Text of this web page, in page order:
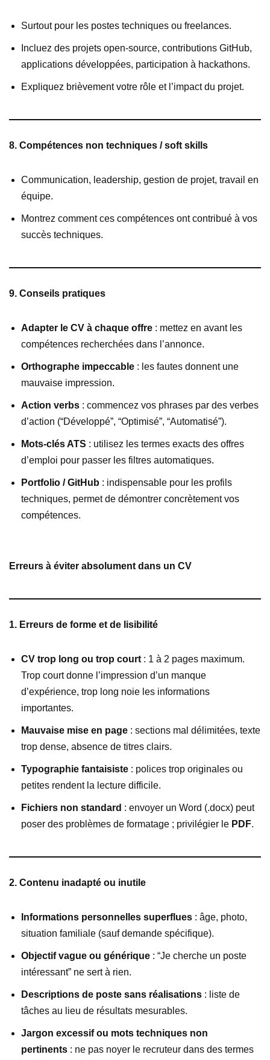
Surtout pour les postes techniques ou freelances.
Incluez des projets open-source, contributions GitHub,
applications développées, participation à hackathons.
Expliquez brièvement votre rôle et l’impact du projet.
8. Compétences non techniques / soft skills
Communication, leadership, gestion de projet, travail en
équipe.
Montrez comment ces compétences ont contribué à vos
succès techniques.
9. Conseils pratiques
Adapter le CV à chaque offre : mettez en avant les
compétences recherchées dans l’annonce.
Orthographe impeccable : les fautes donnent une
mauvaise impression.
Action verbs : commencez vos phrases par des verbes
d’action (“Développé”, “Optimisé”, “Automatisé”).
Mots-clés ATS : utilisez les termes exacts des offres
d’emploi pour passer les filtres automatiques.
Portfolio / GitHub : indispensable pour les profils
techniques, permet de démontrer concrètement vos
compétences.
Erreurs à éviter absolument dans un CV
1. Erreurs de forme et de lisibilité
CV trop long ou trop court : 1 à 2 pages maximum.
Trop court donne l’impression d’un manque
d’expérience, trop long noie les informations
importantes.
Mauvaise mise en page : sections mal délimitées, texte
trop dense, absence de titres clairs.
Typographie fantaisiste : polices trop originales ou
petites rendent la lecture difficile.
Fichiers non standard : envoyer un Word (.docx) peut
poser des problèmes de formatage ; privilégier le PDF.
2. Contenu inadapté ou inutile
Informations personnelles superflues : âge, photo,
situation familiale (sauf demande spécifique).
Objectif vague ou générique : “Je cherche un poste
intéressant” ne sert à rien.
Descriptions de poste sans réalisations : liste de
tâches au lieu de résultats mesurables.
Jargon excessif ou mots techniques non
pertinents : ne pas noyer le recruteur dans des termes